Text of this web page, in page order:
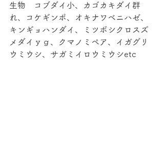
生物　コブダイ小、カゴカキダイ群
れ、コケギンポ、オキナワベニハゼ、
キンギョハンダイ、ミツボシクロスズ
メダイｙｇ、クマノミペア、イガグリ
ウミウシ、サガミイロウミウシetc